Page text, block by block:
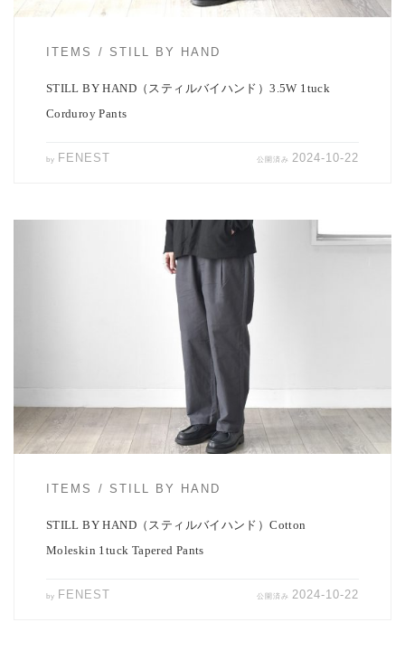
ITEMS STILL BY HAND
STILL BY HAND（スティルバイハンド）3.5W 1tuck
Corduroy Pants
by FENEST 公開済み 2024-10-22
STILL BY HANDより新作、1タックテーパードパンツのご紹介で
ITEMS STILL BY HAND
STILL BY HAND（スティルバイハンド）Cotton
Moleskin 1tuck Tapered Pants
by FENEST 公開済み2024-10-22